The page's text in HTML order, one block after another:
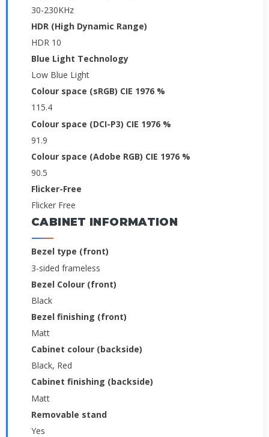
30-230KHz
HDR (High Dynamic Range)
HDR 10
Blue Light Technology
Low Blue Light
Colour space (sRGB) CIE 1976 %
115.4
Colour space (DCI-P3) CIE 1976 %
91.9
Colour space (Adobe RGB) CIE 1976 %
90.5
Flicker-Free
Flicker Free
CABINET INFORMATION
Bezel type (front)
3-sided frameless
Bezel Colour (front)
Black
Bezel finishing (front)
Matt
Cabinet colour (backside)
Black, Red
Cabinet finishing (backside)
Matt
Removable stand
Yes